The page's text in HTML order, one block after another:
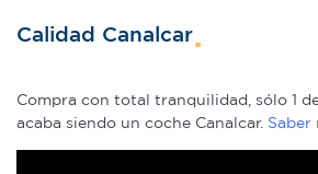
Calidad Canalcar
Compra con total tranquilidad, sólo 1
acaba siendo un coche Canalcar. Saber